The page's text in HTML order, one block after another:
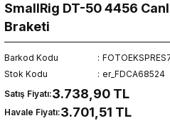
SmallRig DT-50 4456
Braketi
Barkod Kodu
Stok Kodu
er_FDCA68524
Satış Fiyatı:3.738,90 TL
Havale Fiyatı:3.701,51 TL